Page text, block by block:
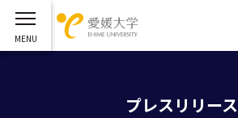
プレスリリース